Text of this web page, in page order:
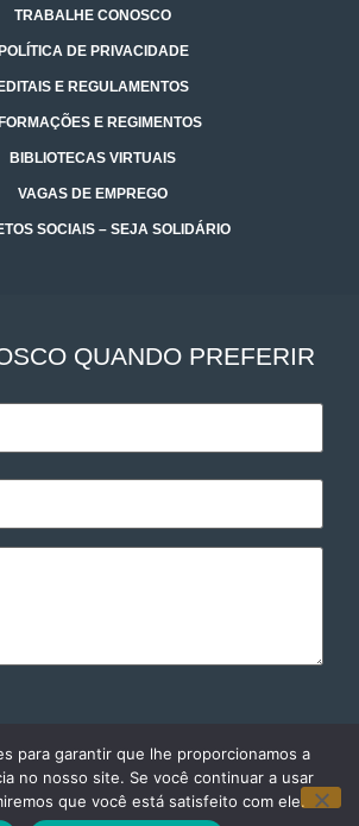
TRABALHE CONOSCO
POLÍTICA DE PRIVACIDADE
EDITAIS E REGULAMENTOS
E REGIMENTOS
BIBLIOTECAS VIRTUAIS
VAGAS DE EMPREGO
SOCIAIS – SEJA SOLIDÁRIO
QUANDO PREFERIR
para garantir que lhe proporcionamos a
no nosso site. Se você continuar a usar
que você está satisfeito com ele.